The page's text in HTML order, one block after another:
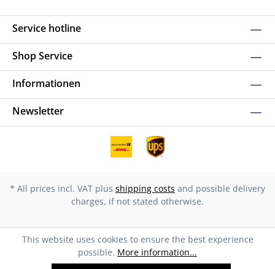
Service hotline
Shop Service
Informationen
Newsletter
* All prices incl. VAT plus shipping costs and possible delivery
charges, if not stated otherwise.
This website uses cookies to ensure the best experience
possible. More information...